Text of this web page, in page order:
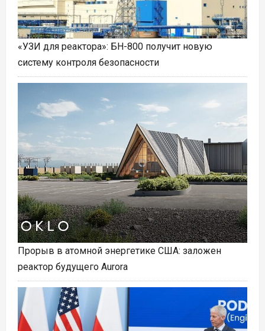
«УЗИ для реактора»: БН-800 получит новую
систему контроля безопасности
Прорыв в атомной энергетике США: заложен
реактор будущего Aurora